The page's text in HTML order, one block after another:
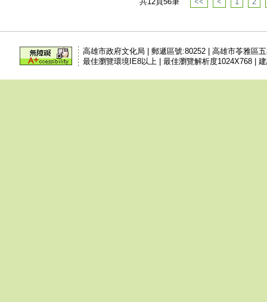
高雄市政府文化局 | 郵遞區號:80252 | 高雄市苓雅區
最佳瀏覽環境IE8以上 | 最佳瀏覽解析度1024X768 |